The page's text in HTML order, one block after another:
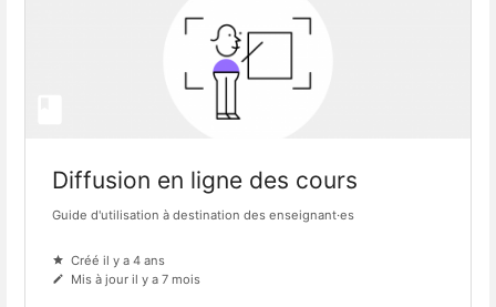
Diffusion en ligne des cours
Guide d'utilisation à destination des enseignant·es
Créé il y a 4 ans
Mis à jour il y a 7 mois